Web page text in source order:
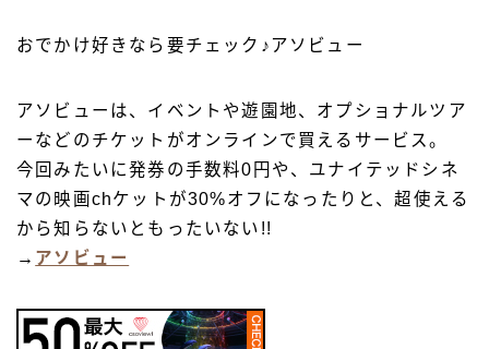
おでかけ好きなら要チェック♪アソビュー
アソビューは、イベントや遊園地、オプショナルツア
ーなどのチケットがオンラインで買えるサービス。
今回みたいに発券の手数料0円や、ユナイテッドシネ
マの映画chケットが30%オフになったりと、超使える
から知らないともったいない!!
→ アソビュー